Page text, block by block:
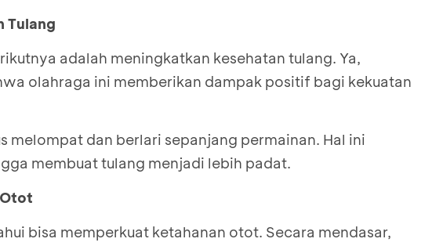
Tulang
adalah meningkatkan kesehatan tulang. Ya,
olahraga ini memberikan dampak positif bagi kekuatan
melompat dan berlari sepanjang permainan. Hal ini
membuat tulang menjadi lebih padat.
bisa memperkuat ketahanan otot. Secara mendasar,